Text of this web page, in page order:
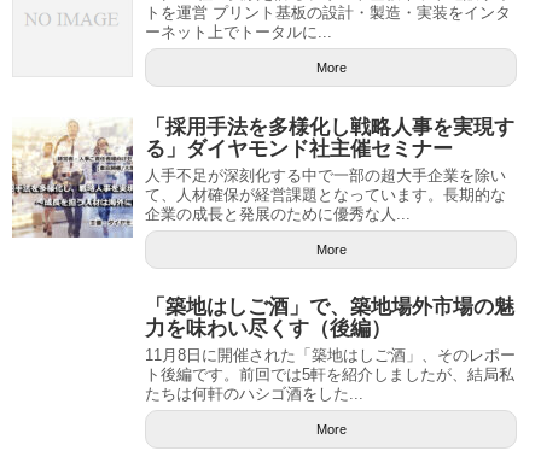
トを運営 プリント基板の設計・製造・実装をインタ
ーネット上でトータルに...
More
「採用手法を多様化し戦略人事を実現す
る」ダイヤモンド社主催セミナー
人手不足が深刻化する中で一部の超大手企業を除い
て、人材確保が経営課題となっています。長期的な
企業の成長と発展のために優秀な人...
More
「築地はしご酒」で、築地場外市場の魅
力を味わい尽くす（後編）
11月8日に開催された「築地はしご酒」、そのレポー
ト後編です。前回では5軒を紹介しましたが、結局私
たちは何軒のハシゴ酒をした...
More